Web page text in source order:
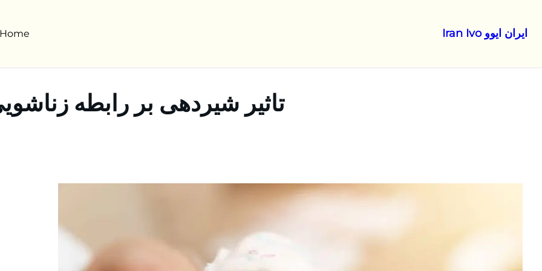
ایران ایوو Iran Ivo Home
تاثیر شیردهی بر رابطه